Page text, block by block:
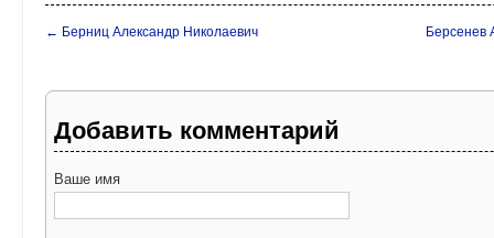
← Берниц Александр Николаевич Берсенев
Добавить комментарий
Ваше имя